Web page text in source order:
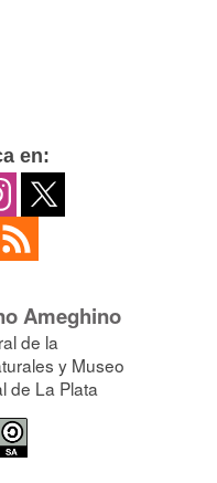
en:
Ameghino
de la
y Museo
de La Plata